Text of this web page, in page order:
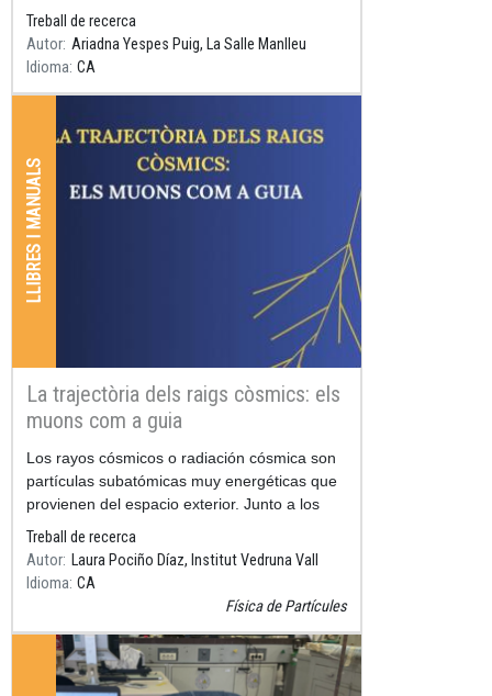
emesa.
Treball de recerca
Autor Ariadna Yespes Puig, La Salle Manlleu
Idioma CA
LLIBRES I MANUALS
La trajectòria dels raigs còsmics: els
muons com a guia
Resum
Los rayos cósmicos o radiación cósmica son
partículas subatómicas muy energéticas que
provienen del espacio exterior. Junto a los
aceleradores de
Treball de recerca
Autor Laura Pociño Díaz, Institut Vedruna Vall
Idioma CA
Física de Partícules